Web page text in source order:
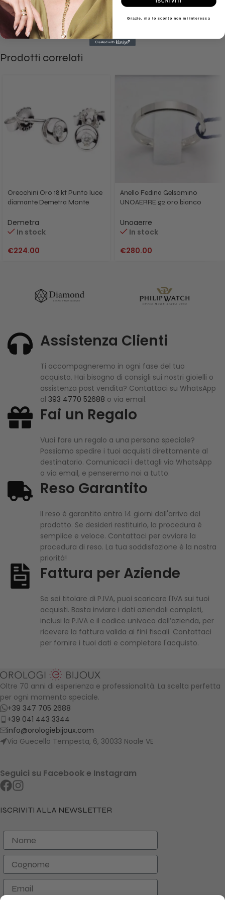
€3,255.00 € 2,600.00
Prodotti correlati
Orecchini Oro 18 kt Punto luce
diamante Demetra Monte
Demetra
In stock
€224.00
Anello Fedina Gelsomino
UNOAERRE g2 oro bianco
Unoaerre
In stock
€280.00
Assistenza Clienti
Ti accompagneremo in ogni fase del tuo
acquisto. Hai bisogno di consigli sui nostri gioielli o
assistenza post vendita? Contattaci su WhatsApp
al 393 4770 52688 o via email.
Fai un Regalo
Vuoi fare un regalo a una persona speciale?
Possiamo spedire i tuoi acquisti direttamente al
destinatario. Comunicaci i dettagli via WhatsApp
o via email, e penseremo noi a tutto.
Reso Garantito
Il reso è garantito entro 14 giorni dall'arrivo del
prodotto. Se desideri restituirlo, la procedura è
semplice e veloce. Contattaci per avviare la
procedura di reso. La tua soddisfazione è la nostra
priorità!
Fattura per Aziende
Se sei titolare di P.IVA, puoi scaricare l'IVA sui tuoi
acquisti. Basta inviare i dati aziendali completi,
inclusi la P.IVA e il codice univoco dell’azienda, per
ricevere la fattura valida ai fini fiscali. Contattaci
per fornire i tuoi dati e completare l'acquisto.
Oltre 70 anni di esperienza e professionalità. La scelta perfetta
per ogni momento speciale.
+39 347 705 2688
+39 041 443 3344
info@orologiebijoux.com
Via Guecello Tempesta, 6, 30033 Noale VE
Seguici su Facebook e Instagram
ISCRIVITI ALLA NEWSLETTER
Nome
Cognome
Email
Grazie, ma lo sconto non mi interessa